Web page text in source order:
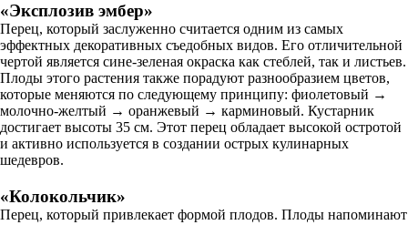
«Эксплозив эмбер»
Перец, который заслуженно считается одним из самых
эффектных декоративных съедобных видов. Его отличительной
чертой является сине-зеленая окраска как стеблей, так и листьев.
Плоды этого растения также порадуют разнообразием цветов,
которые меняются по следующему принципу: фиолетовый →
молочно-желтый → оранжевый → карминовый. Кустарник
достигает высоты 35 см. Этот перец обладает высокой остротой
и активно используется в создании острых кулинарных
шедевров.
«Колокольчик»
Перец, который привлекает формой плодов. Плоды напоминают